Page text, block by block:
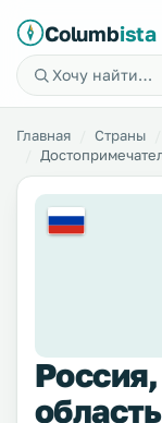
Columbista
Главная Страны